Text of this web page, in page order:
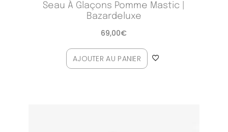
Seau À Glaçons Pomme Mastic |
Bazardeluxe
69,00€
AJOUTER AU PANIER